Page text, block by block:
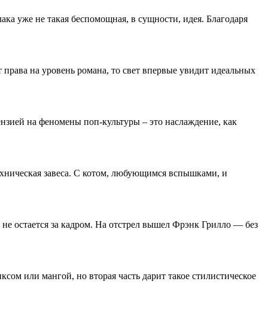
уже не такая беспомощная, в сущности, идея. Благодаря
на уровень романа, то свет впервые увидит идеальных
на феномены поп-культуры – это наслаждение, как
завеса. С котом, любующимся вспышками, и
остается за кадром. На отстрел вышел Фрэнк Грилло — без
или мангой, но вторая часть дарит такое стилистическое